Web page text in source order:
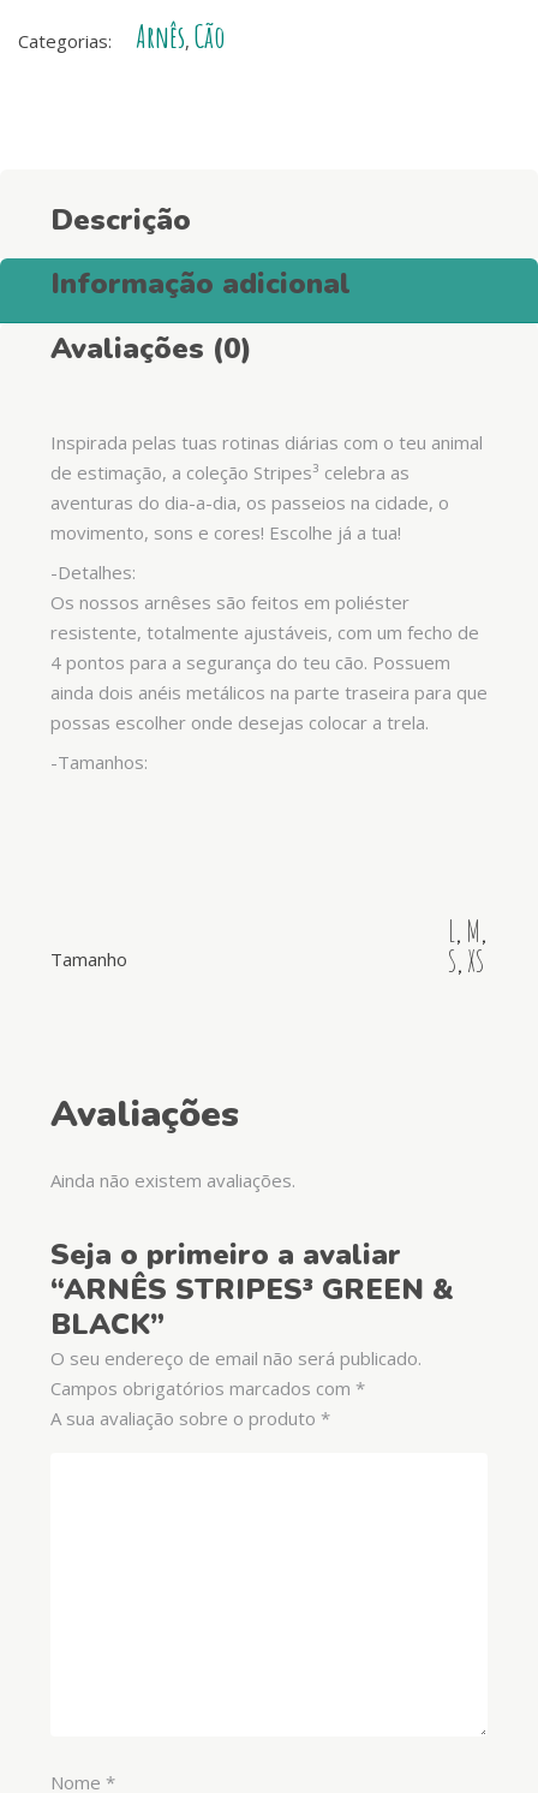
BLACK
Categorias: Arnês, Cão
Descrição
Informação adicional
Avaliações (0)
Inspirada pelas tuas rotinas diárias com o teu animal
de estimação, a coleção Stripes³ celebra as
aventuras do dia-a-dia, os passeios na cidade, o
movimento, sons e cores! Escolhe já a tua!
-Detalhes:
Os nossos arnêses são feitos em poliéster
resistente, totalmente ajustáveis, com um fecho de
4 pontos para a segurança do teu cão. Possuem
ainda dois anéis metálicos na parte traseira para que
possas escolher onde desejas colocar a trela.
-Tamanhos:
Tamanho
L, M,
S,XS
Avaliações
Ainda não existem avaliações.
Seja o primeiro a avaliar
“ARNÊS STRIPES³ GREEN &
BLACK”
O seu endereço de email não será publicado.
Campos obrigatórios marcados com *
A sua avaliação sobre o produto *
Nome *